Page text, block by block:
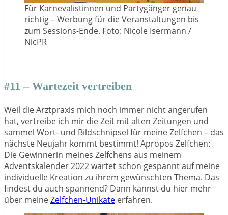
Für Karnevalistinnen und Partygänger genau
richtig – Werbung für die Veranstaltungen bis
zum Sessions-Ende. Foto: Nicole Isermann /
NicPR
#11 – Wartezeit vertreiben
Weil die Arztpraxis mich noch immer nicht angerufen
hat, vertreibe ich mir die Zeit mit alten Zeitungen und
sammel Wort- und Bildschnipsel für meine Zelfchen – das
nächste Neujahr kommt bestimmt! Apropos Zelfchen:
Die Gewinnerin meines Zelfchens aus meinem
Adventskalender 2022 wartet schon gespannt auf meine
individuelle Kreation zu ihrem gewünschten Thema. Das
findest du auch spannend? Dann kannst du hier mehr
über meineZelfchen-Unikate erfahren.